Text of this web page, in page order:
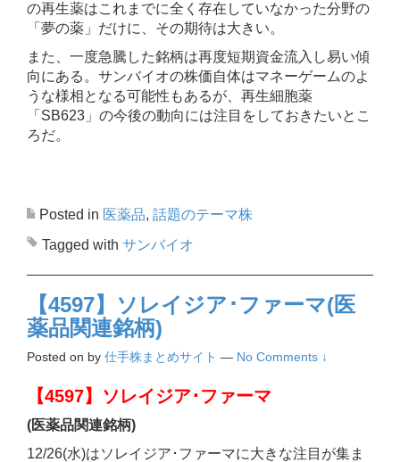
の再生薬はこれまでに全く存在していなかった分野の
「夢の薬」だけに、その期待は大きい。
また、一度急騰した銘柄は再度短期資金流入し易い傾
向にある。サンバイオの株価自体はマネーゲームのよ
うな様相となる可能性もあるが、再生細胞薬
「SB623」の今後の動向には注目をしておきたいとこ
ろだ。
Posted in 医薬品, 話題のテーマ株
Tagged with サンバイオ
【4597】ソレイジア･ファーマ(医
薬品関連銘柄)
Posted on by 仕手株まとめサイト — No Comments ↓
【4597】ソレイジア･ファーマ
(医薬品関連銘柄)
12/26(水)はソレイジア･ファーマに大きな注目が集ま